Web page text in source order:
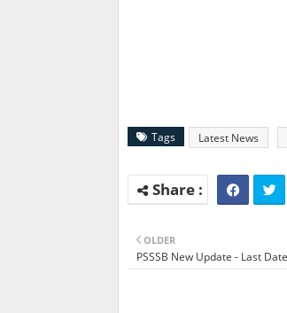
Tags Latest News
OLDER
PSSSB New Update - Last